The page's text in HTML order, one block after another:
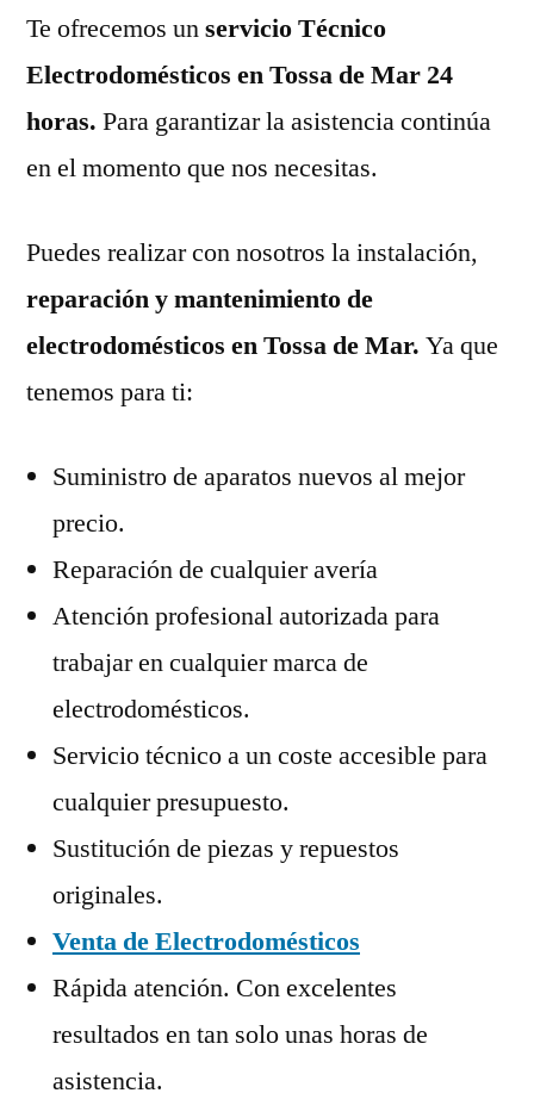
Te ofrecemos unservicio Técnico
Electrodomésticos en Tossa de Mar 24
horas. Para garantizar la asistencia continúa
en el momento que nos necesitas.
Puedes realizar con nosotros la instalación,
reparación y mantenimiento de
electrodomésticos en Tossa de Mar. Ya que
tenemos para ti:
Suministro de aparatos nuevos al mejor
precio.
Reparación de cualquier avería
Atención profesional autorizada para
trabajar en cualquier marca de
electrodomésticos.
Servicio técnico a un coste accesible para
cualquier presupuesto.
Sustitución de piezas y repuestos
originales.
Venta de Electrodomésticos
Rápida atención. Con excelentes
resultados en tan solo unas horas de
asistencia.